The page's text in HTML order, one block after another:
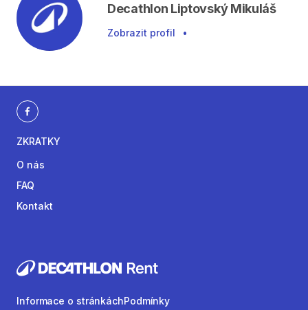
Decathlon Liptovský Mikuláš
Zobrazit profil •
ZKRATKY
O nás
FAQ
Kontakt
Informace o stránkáchPodmínky